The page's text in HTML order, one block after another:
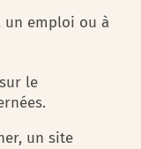
un emploi ou à
le
un site